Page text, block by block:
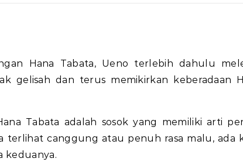
Hana Tabata, Ueno terlebih dahulu
gelisah dan terus memikirkan keberadaan
Tabata adalah sosok yang memiliki arti
terlihat canggung atau penuh rasa malu, ada
keduanya.